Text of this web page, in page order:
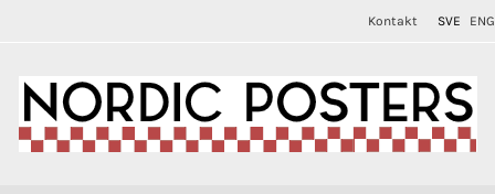
Kontakt SVE ENG